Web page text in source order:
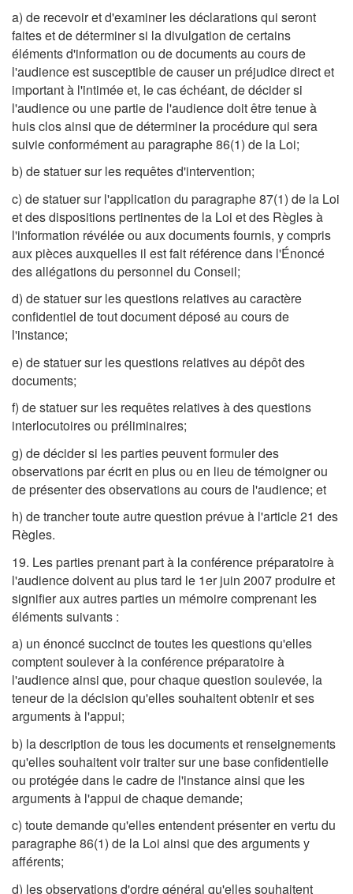
a) de recevoir et d'examiner les déclarations qui seront
faites et de déterminer si la divulgation de certains
éléments d'information ou de documents au cours de
l'audience est susceptible de causer un préjudice direct et
important à l'intimée et, le cas échéant, de décider si
l'audience ou une partie de l'audience doit être tenue à
huis clos ainsi que de déterminer la procédure qui sera
suivie conformément au paragraphe 86(1) de la Loi;
b) de statuer sur les requêtes d'intervention;
c) de statuer sur l'application du paragraphe 87(1) de la Loi
et des dispositions pertinentes de la Loi et des Règles à
l'information révélée ou aux documents fournis, y compris
aux pièces auxquelles il est fait référence dans l'Énoncé
des allégations du personnel du Conseil;
d) de statuer sur les questions relatives au caractère
confidentiel de tout document déposé au cours de
l'instance;
e) de statuer sur les questions relatives au dépôt des
documents;
f) de statuer sur les requêtes relatives à des questions
interlocutoires ou préliminaires;
g) de décider si les parties peuvent formuler des
observations par écrit en plus ou en lieu de témoigner ou
de présenter des observations au cours de l'audience; et
h) de trancher toute autre question prévue à l'article 21 des
Règles.
19. Les parties prenant part à la conférence préparatoire à
l'audience doivent au plus tard le 1er juin 2007 produire et
signifier aux autres parties un mémoire comprenant les
éléments suivants :
a) un énoncé succinct de toutes les questions qu'elles
comptent soulever à la conférence préparatoire à
l'audience ainsi que, pour chaque question soulevée, la
teneur de la décision qu'elles souhaitent obtenir et ses
arguments à l'appui;
b) la description de tous les documents et renseignements
qu'elles souhaitent voir traiter sur une base confidentielle
ou protégée dans le cadre de l'instance ainsi que les
arguments à l'appui de chaque demande;
c) toute demande qu'elles entendent présenter en vertu du
paragraphe 86(1) de la Loi ainsi que des arguments y
afférents;
d) les observations d'ordre général qu'elles souhaitent